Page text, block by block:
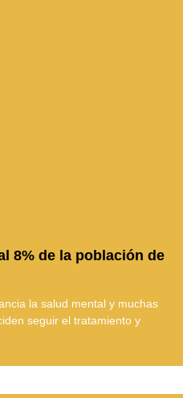
8% de la población de
la salud mental y muchas
seguir el tratamiento y